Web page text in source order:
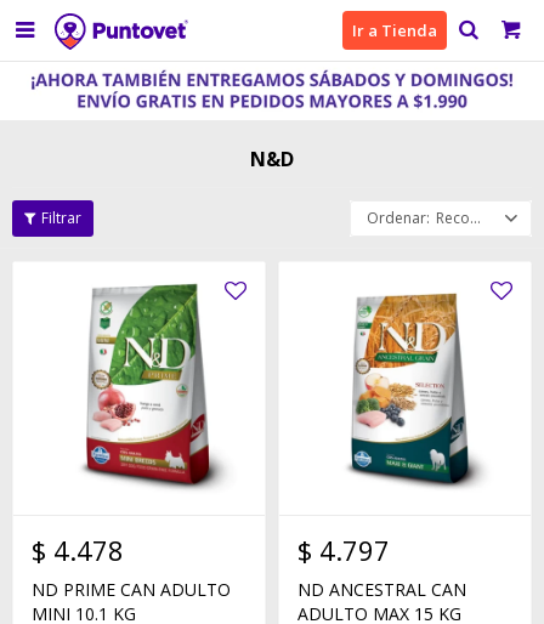
 Ir a Tienda
N&D
Recomendados
$ 4.478
ND PRIME CAN ADULTO
MINI 10.1 KG
$ 4.797
ND ANCESTRAL CAN
ADULTO MAX 15 KG